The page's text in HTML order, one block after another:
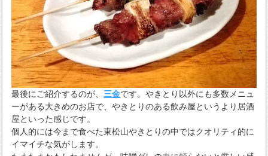
最後にご紹介するのが、 三金です。やきとり以外にも多数メニュ
ーがある大きめのお店で、やきとりのある飲み屋というより居酒
屋といった感じです。
個人的には今まで食べた東松山やきとりの中ではクオリティ的に
イマイチな気がします。